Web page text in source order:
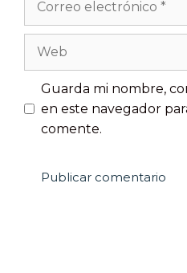
Guarda mi nombre,
en este navegador
comente.